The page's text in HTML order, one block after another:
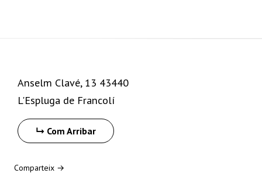
Anselm Clavé, 13 43440
L'Espluga de Francolí
Com Arribar
Comparteix →